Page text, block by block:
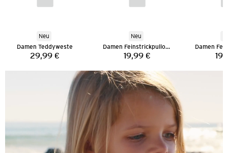
Neu
Damen Teddyweste
Preis:
29,99 €
Neu
Damen Feinstrickpullover
Preis:
19,99 €